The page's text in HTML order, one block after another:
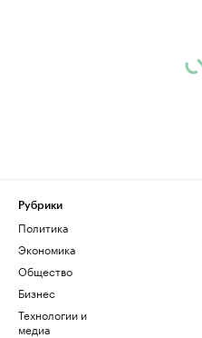
Рубрики
Политика
Экономика
Общество
Бизнес
Технологии и
медиа